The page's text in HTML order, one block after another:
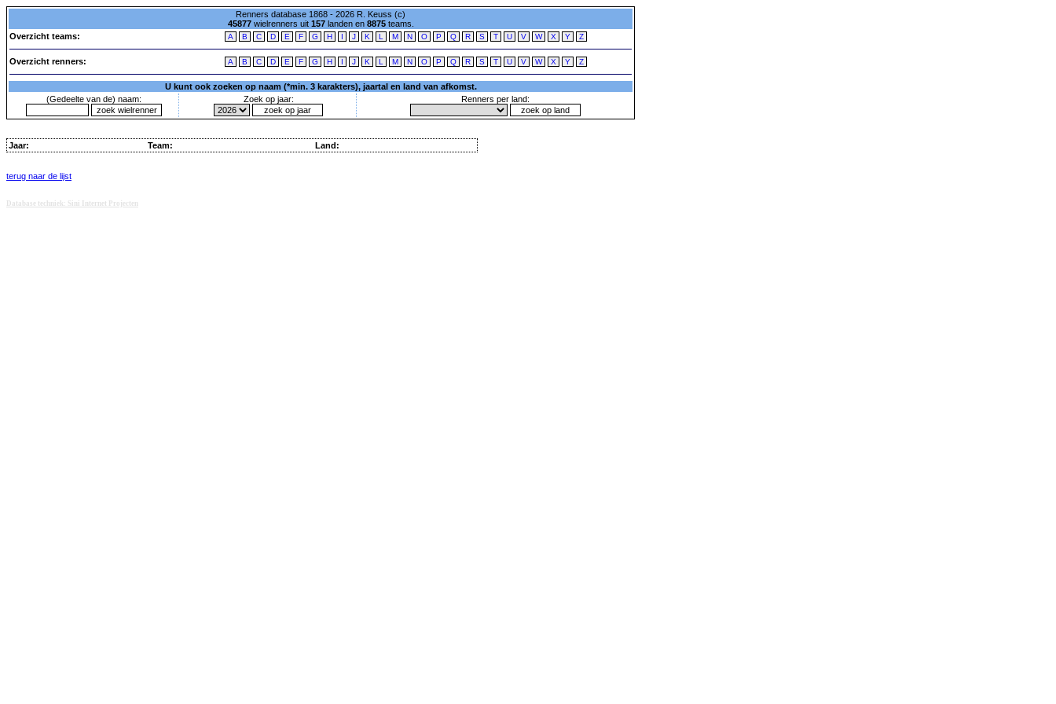
Renners database 1868 - 2026 R. Keuss (c)
45877wielrenners uit 157landen en 8875teams.
Overzicht teams:
A B C D E F G H I J K L M N O P Q R S T U V W X Y Z
Overzicht renners: A B C D E F G H I J K L M N O P Q R S T U V W X Y Z
U kunt ook zoeken op naam (*min. 3 karakters), jaartal en land van afkomst.
(Gedeelte van de) naam:
Zoek op jaar: Renners per land:
Jaar: Team: Land:
terug naar de lijst
Database techniek: Sini Internet Projecten